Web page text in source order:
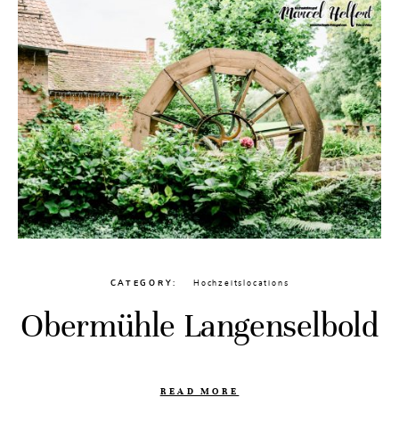
CATEGORY Hochzeitslocations
Obermühle Langenselbold
READ MORE